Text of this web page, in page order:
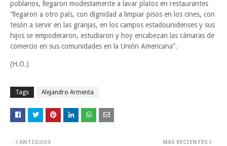
poblanos, llegaron modestamente a lavar platos en restaurantes
“llegaron a otro país, con dignidad a limpiar pisos en los cines, con
tesón a servir en las granjas, en los campos estadounidenses y sus
hijos se empoderaron, estudiaron y hoy encabezan las cámaras de
comercio en sus comunidades en la Unión Americana”.
(H.O.)
Tags Alejandro Armenta
MÁS RECIENTES
ANTIGUOS